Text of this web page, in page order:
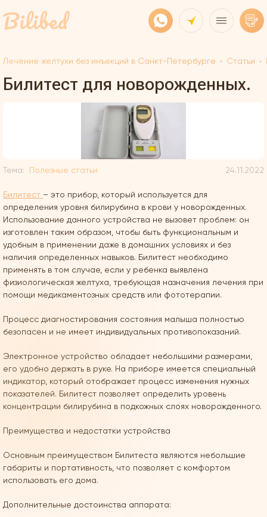
Лечение желтухи без инъекций в Санкт-Петербурге Статьи
Билитест для новорожденных.
Тема: Полезные статьи 24.11.2022
Билитест – это прибор, который используется для
определения уровня билирубина в крови у новорожденных.
Использование данного устройства не вызовет проблем: он
изготовлен таким образом, чтобы быть функциональным и
удобным в применении даже в домашних условиях и без
наличия определенных навыков. Билитест необходимо
применять в том случае, если у ребенка выявлена
физиологическая желтуха, требующая назначения лечения при
помощи медикаментозных средств или фототерапии.
Процесс диагностирования состояния малыша полностью
безопасен и не имеет индивидуальных противопоказаний.
Электронное устройство обладает небольшими размерами,
его удобно держать в руке. На приборе имеется специальный
индикатор, который отображает процесс изменения нужных
показателей. Билитест позволяет определить уровень
концентрации билирубина в подкожных слоях новорожденного.
Преимущества и недостатки устройства
Основным преимуществом Билитеста являются небольшие
габариты и портативность, что позволяет с комфортом
использовать его дома.
Дополнительные достоинства аппарата: